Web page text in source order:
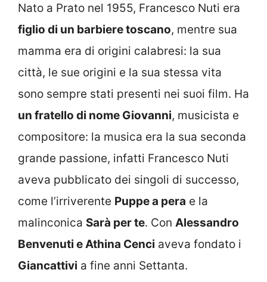
Nato a Prato nel 1955, Francesco Nuti era
figlio di un barbiere toscano, mentre sua
mamma era di origini calabresi: la sua
città, le sue origini e la sua stessa vita
sono sempre stati presenti nei suoi film. Ha
un fratello di nome Giovanni, musicista e
compositore: la musica era la sua seconda
grande passione, infatti Francesco Nuti
aveva pubblicato dei singoli di successo,
come l’irriverente Puppe a pera e la
malinconica Sarà per te. Con Alessandro
Benvenuti e Athina Cenci aveva fondato i
Giancattivi a fine anni Settanta.